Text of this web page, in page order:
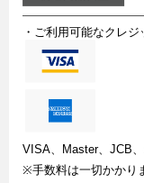
・ご利用可能なクレジ
VISA、Master、JCB
※手数料は一切かかり